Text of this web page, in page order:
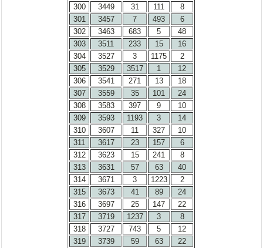
300
3449 31 111
8
301
3457 7 493
6
302
3463 683 5
48
303
3511 233 15
16
304
3527 3 1175
2
305
3529 3517 1
12
306
3541 271 13
18
307
3559 35 101
24
308
3583 397 9
10
309
3593 1193 3
14
310
3607 11 327
10
311
3617 23 157
6
312
3623 15 241
8
313
3631 57 63
40
314
3671 3 1223
2
315
3673 41 89
24
316
3697 25 147
22
317
3719 1237 3
8
318
3727 743 5
12
319
3739 59 63
22